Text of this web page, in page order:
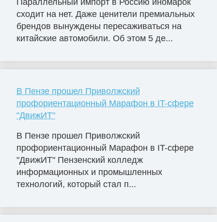
Параллельный импорт в Россию иномарок
сходит на нет. Даже ценители премиальных
брендов вынуждены пересаживаться на
китайские автомобили. Об этом 5 де...
В Пензе прошел Приволжский
профориентационный Марафон в IT-сфере
"ДвижИТ"
В Пензе прошел Приволжский
профориентационный Марафон в IT-сфере
"ДвижИТ" Пензенский колледж
информационных и промышленных
технологий, который стал п...